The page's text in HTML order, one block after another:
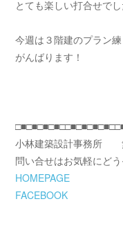
とても楽しい打合せでし
今週は３階建のプラン練
がんばります！
小林建築設計事務所
問い合せはお気軽にどう
HOMEPAGE
FACEBOOK